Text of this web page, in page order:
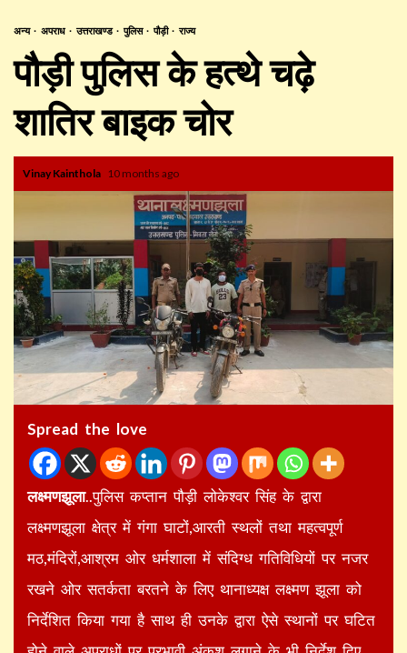
अन्य अपराध उत्तराखण्ड पुलिस पौड़ी राज्य
पौड़ी पुलिस के हत्थे चढ़े
शातिर बाइक चोर
Vinay Kainthola 10 months ago
Spread the love
लक्ष्मणझूला..पुलिस कप्तान पौड़ी लोकेश्वर सिंह के द्वारा
लक्ष्मणझूला क्षेत्र में गंगा घाटों,आरती स्थलों तथा महत्वपूर्ण
मठ,मंदिरों,आश्रम ओर धर्मशाला में संदिग्ध गतिविधियों पर नजर
रखने ओर सतर्कता बरतने के लिए थानाध्यक्ष लक्ष्मण झूला को
निर्देशित किया गया है साथ ही उनके द्वारा ऐसे स्थानों पर घटित